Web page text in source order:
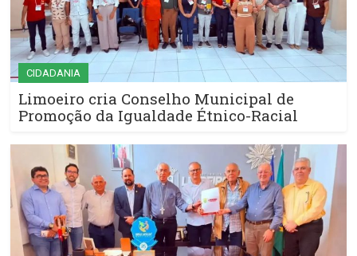
CIDADANIA
Limoeiro cria Conselho Municipal de
Promoção da Igualdade Étnico-Racial